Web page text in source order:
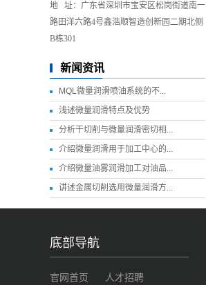
地 址：广东省深圳市宝安区松岗街道南一
路田洋六路4号鑫浩顺智造创新园二期北侧
B栋301
新闻资讯
MQL微量润滑喷油系统的不...
浅述微量润滑特点及优势
分析干切削与微量润滑密切相...
介绍微量润滑用于加工中心的...
介绍微量油雾润滑加工对油品...
讲述金属切削选用微量润滑方...
底部导航
官网首页 人才招聘